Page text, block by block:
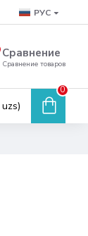
РУС
Сравнение
Сравнение товаров
0